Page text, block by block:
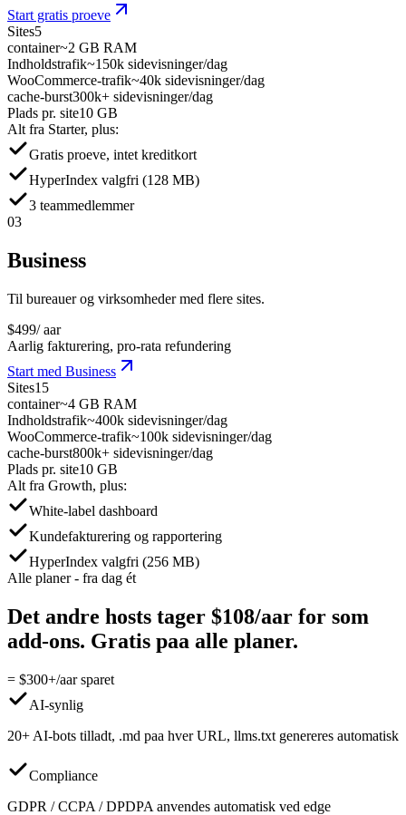
Start gratis proeve
Sites5
container~2 GB RAM
Indholdstrafik~150k sidevisninger/dag
WooCommerce-trafik~40k sidevisninger/dag
cache-burst300k+ sidevisninger/dag
Plads pr. site10 GB
Alt fra Starter, plus:
Gratis proeve, intet kreditkort
HyperIndex valgfri (128 MB)
3 teammedlemmer
03
Business
Til bureauer og virksomheder med flere sites.
$499/ aar
Aarlig fakturering, pro-rata refundering
Start med Business
Sites15
container~4 GB RAM
Indholdstrafik~400k sidevisninger/dag
WooCommerce-trafik~100k sidevisninger/dag
cache-burst800k+ sidevisninger/dag
Plads pr. site10 GB
Alt fra Growth, plus:
White-label dashboard
Kundefakturering og rapportering
HyperIndex valgfri (256 MB)
Alle planer - fra dag ét
Det andre hosts tager $108/aar for som
add-ons. Gratis paa alle planer.
= $300+/aar sparet
AI-synlig
20+ AI-bots tilladt, .md paa hver URL, llms.txt genereres automatisk
Compliance
GDPR / CCPA / DPDPA anvendes automatisk ved edge